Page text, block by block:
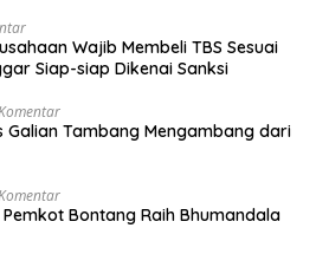
Wajib Membeli TBS Sesuai
Siap-siap Dikenai Sanksi
Galian Tambang Mengambang dari
Bontang Raih Bhumandala